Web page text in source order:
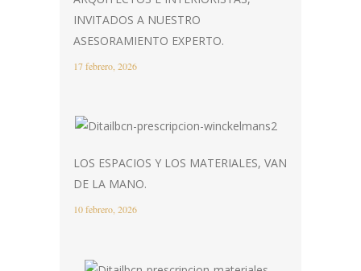
INVITADOS A NUESTRO
ASESORAMIENTO EXPERTO.
17 febrero, 2026
LOS ESPACIOS Y LOS MATERIALES, VAN
DE LA MANO.
10 febrero, 2026